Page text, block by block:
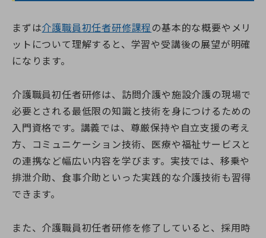
アアップにつながる
まずは介護職員初任者研修課程 の基本的な概要やメリ
ットについて理解すると、学習や受講後の展望が明確
になります。
介護職員初任者研修は、訪問介護や施設介護の現場で
必要とされる最低限の知識と技術を身につけるための
入門資格です。講義では、尊厳保持や自立支援の考え
方、コミュニケーション技術、医療や福祉サービスと
の連携など幅広い内容を学びます。実技では、移乗や
排泄介助、食事介助といった実践的な介護技術も習得
できます。
また、介護職員初任者研修を修了していると、採用時